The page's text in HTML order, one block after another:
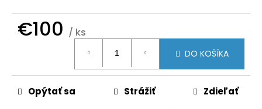
€100 / ks
DO KOŠÍKA
Opýtať sa Strážiť Zdieľať
č
a
m